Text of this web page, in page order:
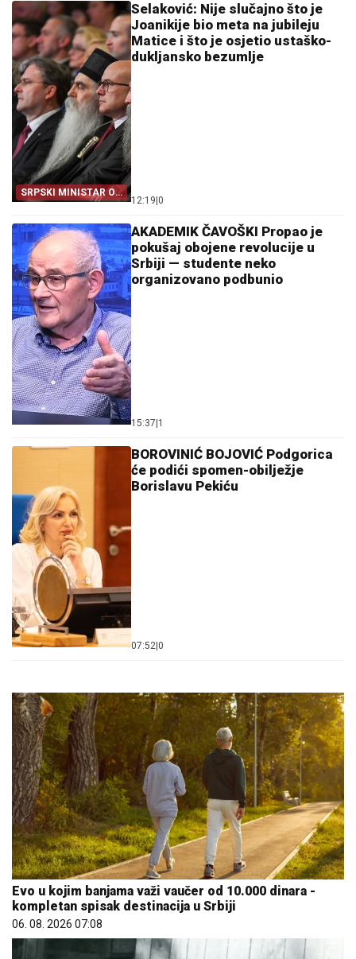
SRPSKI MINISTAR O
INCIDENTU
Selaković: Nije slučajno što je
Joanikije bio meta na jubileju
Matice i što je osjetio ustaško-
dukljansko bezumlje
12:19 0
AKADEMIK ČAVOŠKI Propao je
pokušaj obojene revolucije u
Srbiji — studente neko
organizovano podbunio
15:37 1
BOROVINIĆ BOJOVIĆ Podgorica
će podići spomen-obilježje
Borislavu Pekiću
07:52 0
Evo u kojim banjama važi vaučer od 10.000 dinara -
kompletan spisak destinacija u Srbiji
06. 08. 2026 07:08